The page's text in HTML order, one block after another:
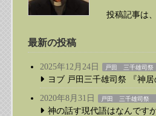
投稿記事は
最新の投稿
2025年12月24日 戸田 三千雄司祭
ヨブ 戸田三千雄司祭 『神
2020年8月31日 戸田 三千雄司祭
神の話す現代語はなんです